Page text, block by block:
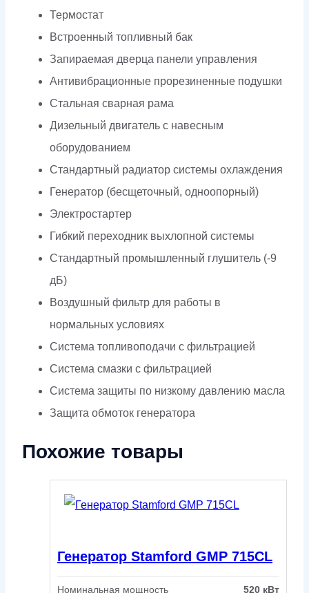
Термостат
Встроенный топливный бак
Запираемая дверца панели управления
Антивибрационные прорезиненные подушки
Стальная сварная рама
Дизельный двигатель с навесным
оборудованием
Стандартный радиатор системы охлаждения
Генератор (бесщеточный, одноопорный)
Электростартер
Гибкий переходник выхлопной системы
Стандартный промышленный глушитель (-9
дБ)
Воздушный фильтр для работы в
нормальных условиях
Система топливоподачи с фильтрацией
Система смазки с фильтрацией
Система защиты по низкому давлению масла
Защита обмоток генератора
Похожие товары
Генератор Stamford GMP 715CL
Номинальная мощность 520 кВт